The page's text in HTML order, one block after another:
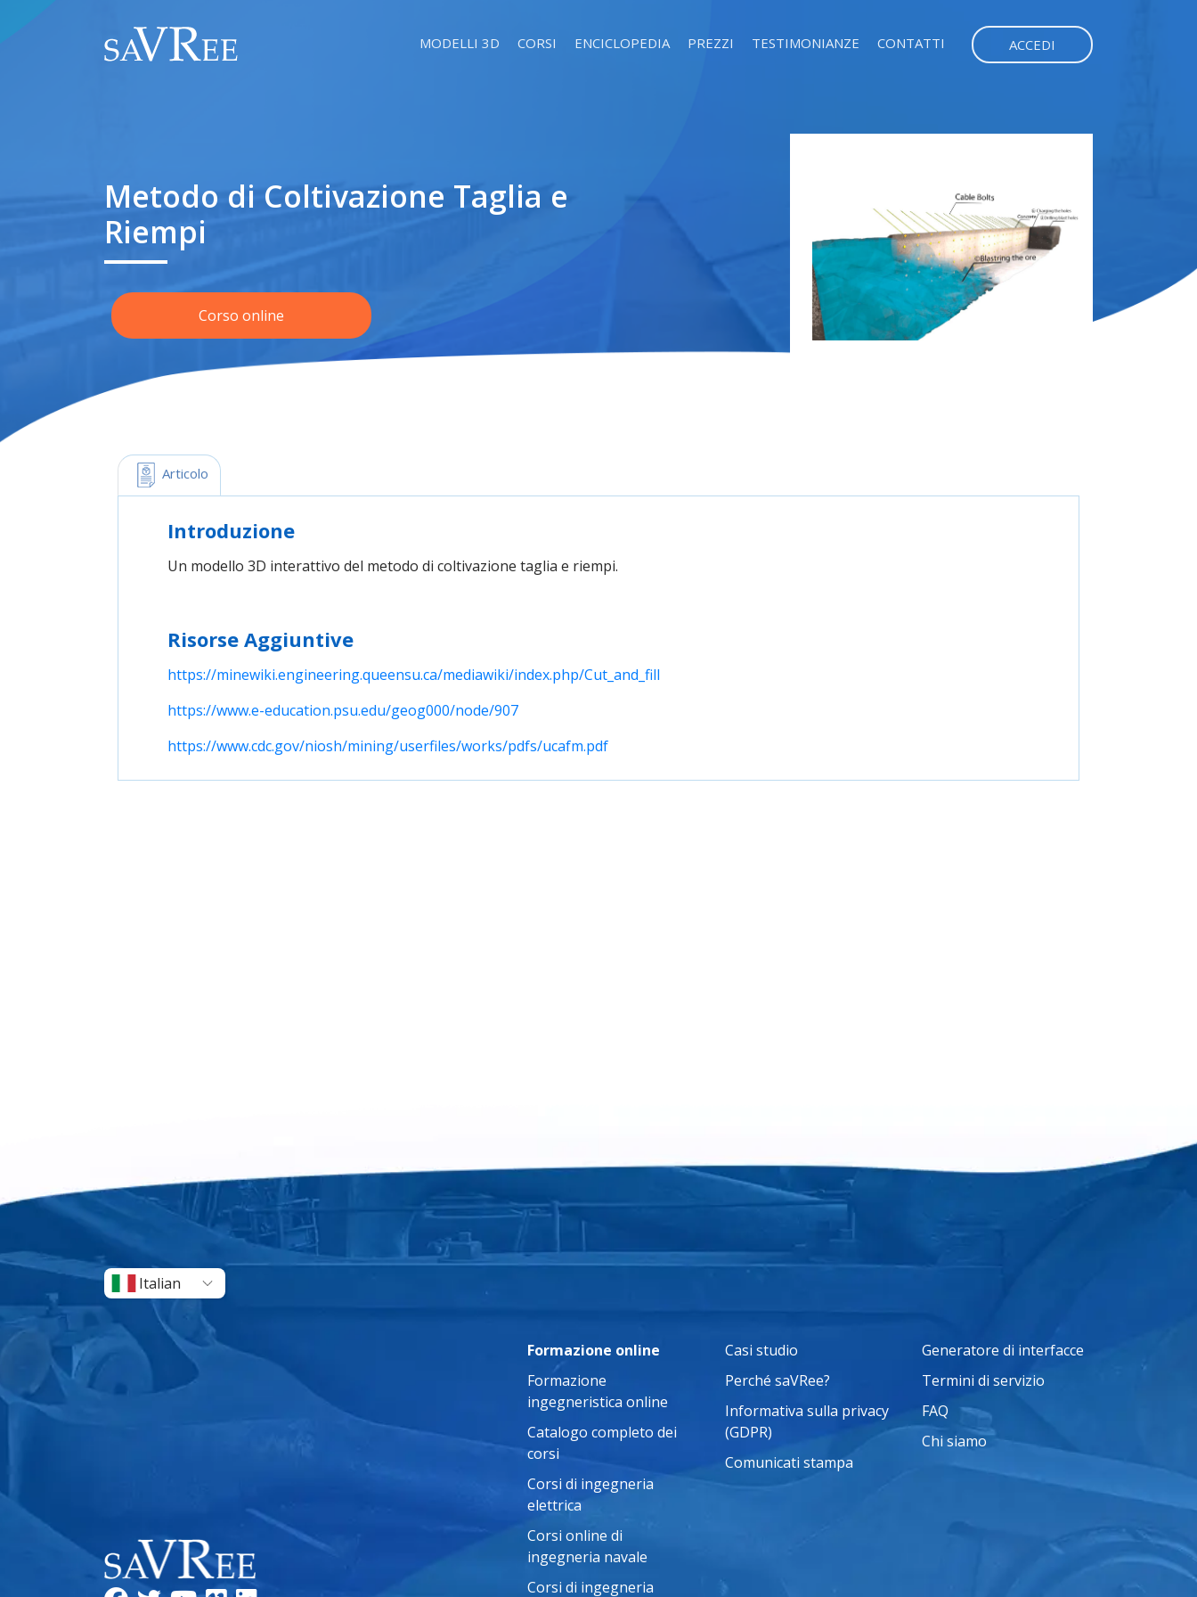
MODELLI 3D CORSI ENCICLOPEDIA PREZZI TESTIMONIANZE CONTATTI ACCEDI
Metodo di Coltivazione Taglia e
Riempi
Corso online
Articolo
Introduzione
Un modello 3D interattivo del metodo di coltivazione taglia e riempi.
Risorse Aggiuntive
https://minewiki.engineering.queensu.ca/mediawiki/index.php/Cut_and_fill
https://www.e-education.psu.edu/geog000/node/907
https://www.cdc.gov/niosh/mining/userfiles/works/pdfs/ucafm.pdf
Italian
Formazione online
Formazione
ingegneristica online
Catalogo completo dei
corsi
Corsi di ingegneria
elettrica
Corsi online di
ingegneria navale
Corsi di ingegneria
Casi studio
Perché saVRee?
Informativa sulla privacy
(GDPR)
Comunicati stampa
Generatore di interfacce
Termini di servizio
FAQ
Chi siamo